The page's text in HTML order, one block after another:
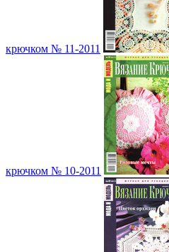
крючком № 11-2011
крючком № 10-2011